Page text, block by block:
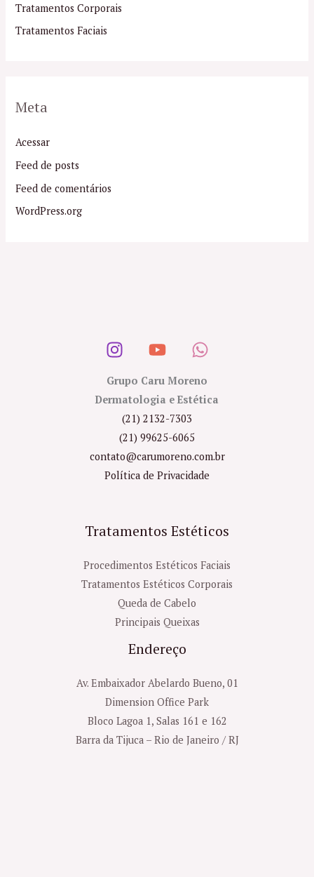
Tratamentos Corporais
Tratamentos Faciais
Meta
Acessar
Feed de posts
Feed de comentários
WordPress.org
Grupo Caru Moreno
Dermatologia e Estética
(21) 2132-7303
(21) 99625-6065
contato@carumoreno.com.br
Política de Privacidade
Tratamentos Estéticos
Procedimentos Estéticos Faciais
Tratamentos Estéticos Corporais
Queda de Cabelo
Principais Queixas
Endereço
Av. Embaixador Abelardo Bueno, 01
Dimension Office Park
Bloco Lagoa 1, Salas 161 e 162
Barra da Tijuca – Rio de Janeiro / RJ